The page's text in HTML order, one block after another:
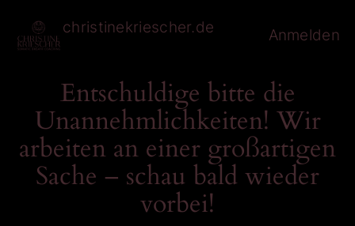
christinekriescher.de Anmelden
Entschuldige bitte die
Unannehmlichkeiten! Wir
arbeiten an einer großartigen
Sache – schau bald wieder
vorbei!